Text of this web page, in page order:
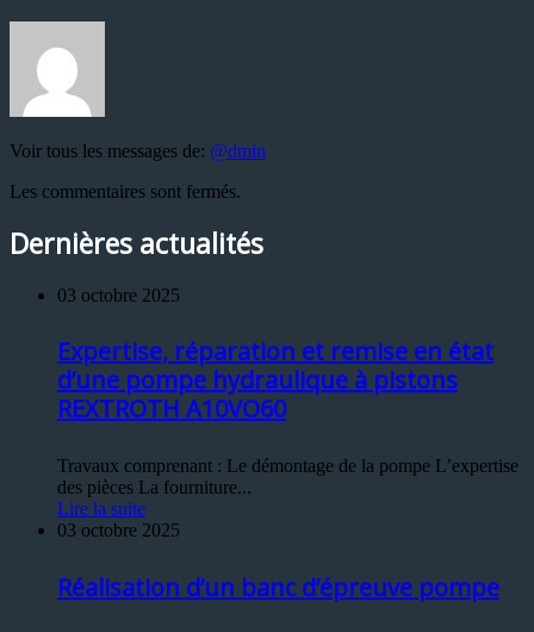
Voir tous les messages de: @dmin
Les commentaires sont fermés.
Dernières actualités
03 octobre 2025
Expertise, réparation et remise en état
d’une pompe hydraulique à pistons
REXTROTH A10VO60
Travaux comprenant : Le démontage de la pompe L’expertise
des pièces La fourniture...
Lire la suite
03 octobre 2025
Réalisation d’un banc d’épreuve pompe